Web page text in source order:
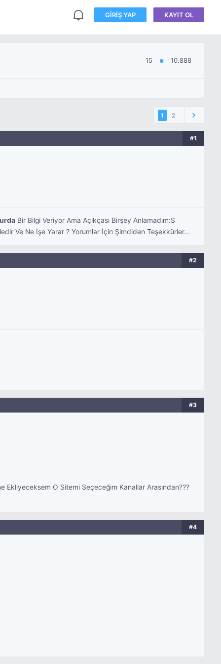
GIRIŞ YAP KAYIT OL
15 ● 10.888
1 2
#1
Bir Bilgi Veriyor Ama Açıkçası Birşey Anlamadım:S
Ve Ne İşe Yarar ? Yorumlar İçin Şimdiden Teşekkürler...
#2
#3
O Sitemi Seçeceğim Kanallar Arasından???
#4